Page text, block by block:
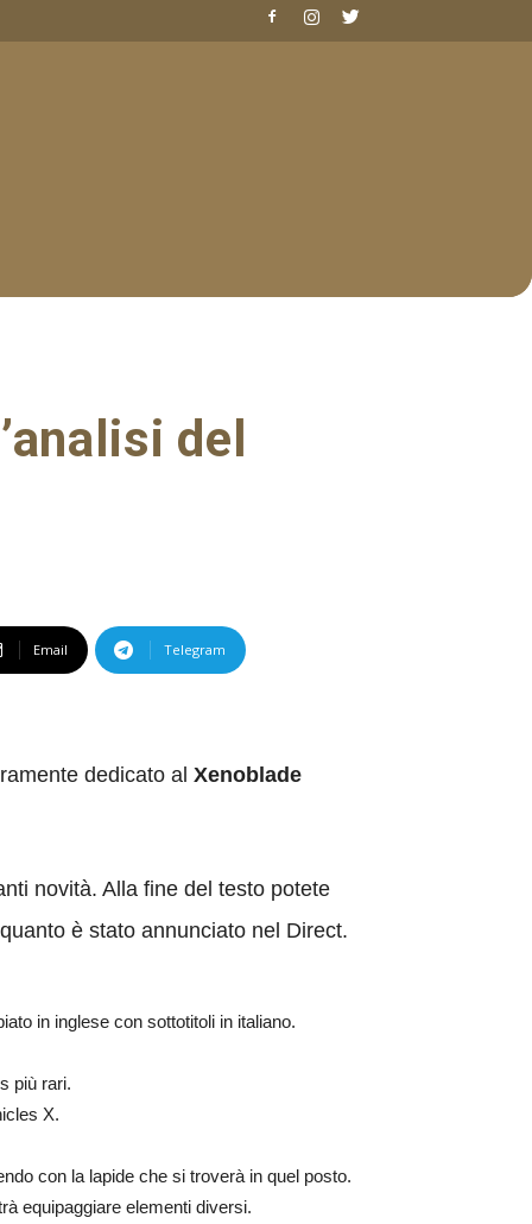
del
Email Telegram
dedicato al Xenoblade
novità. Alla fine del testo potete
è stato annunciato nel Direct.
in inglese con sottotitoli in italiano.
più rari.
X.
con la lapide che si troverà in quel posto.
equipaggiare elementi diversi.